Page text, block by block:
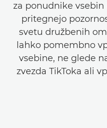
za ponudnike
pritegnejo
svetu družbenih
lahko pomembno
vsebine, ne glede
zvezda TikToka ali